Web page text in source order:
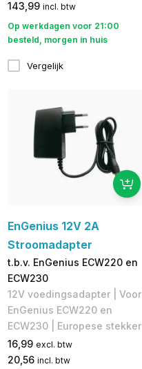
143,99 incl. btw
Op werkdagen voor 21:00
besteld, morgen in huis
Vergelijk
EnGenius 12V 2A
Stroomadapter
t.b.v. EnGenius ECW220 en
ECW230
12V voedingsadapter | ​Voor
EnGenius ECW220 en
ECW230 | Europese stekker
16,99 excl. btw
20,56 incl. btw